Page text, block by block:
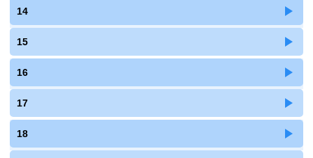
14
15
16
17
18